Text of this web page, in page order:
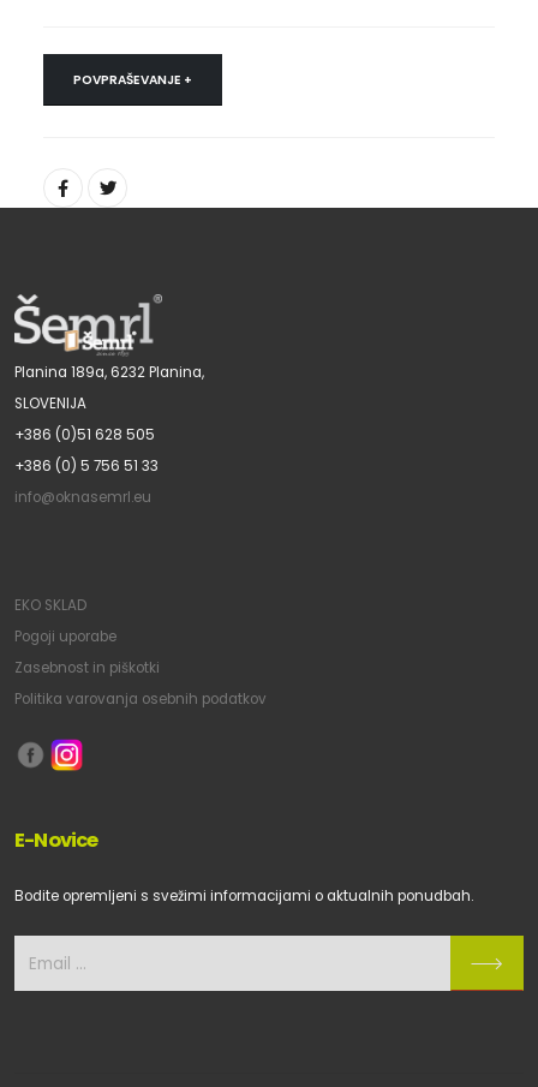
POVPRAŠEVANJE +
Planina 189a, 6232 Planina,
SLOVENIJA
+386 (0)51 628 505
+386 (0) 5 756 51 33
info@oknasemrl.eu
EKO SKLAD
Pogoji uporabe
Zasebnost in piškotki
Politika varovanja osebnih podatkov
E-Novice
Bodite opremljeni s svežimi informacijami o aktualnih ponudbah.